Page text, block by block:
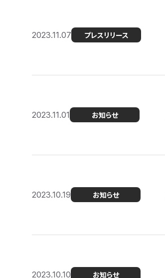
2023.11.07 プレスリリース
2023.11.01 お知らせ
2023.10.19 お知らせ
2023.10.10 お知らせ